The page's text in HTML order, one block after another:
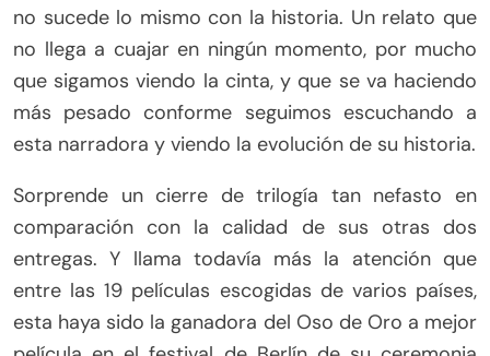
no sucede lo mismo con la historia. Un relato que
no llega a cuajar en ningún momento, por mucho
que sigamos viendo la cinta, y que se va haciendo
más pesado conforme seguimos escuchando a
esta narradora y viendo la evolución de su historia.
Sorprende un cierre de trilogía tan nefasto en
comparación con la calidad de sus otras dos
entregas. Y llama todavía más la atención que
entre las 19 películas escogidas de varios países,
esta haya sido la ganadora del Oso de Oro a mejor